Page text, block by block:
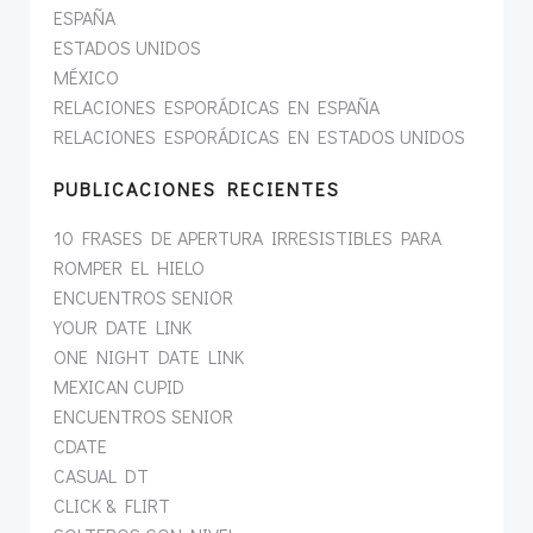
ESPAÑA
ESTADOS UNIDOS
MÉXICO
RELACIONES ESPORÁDICAS EN ESPAÑA
RELACIONES ESPORÁDICAS EN ESTADOS UNIDOS
PUBLICACIONES RECIENTES
10 FRASES DE APERTURA IRRESISTIBLES PARA
ROMPER EL HIELO
ENCUENTROS SENIOR
YOUR DATE LINK
ONE NIGHT DATE LINK
MEXICAN CUPID
ENCUENTROS SENIOR
CDATE
CASUAL DT
CLICK & FLIRT